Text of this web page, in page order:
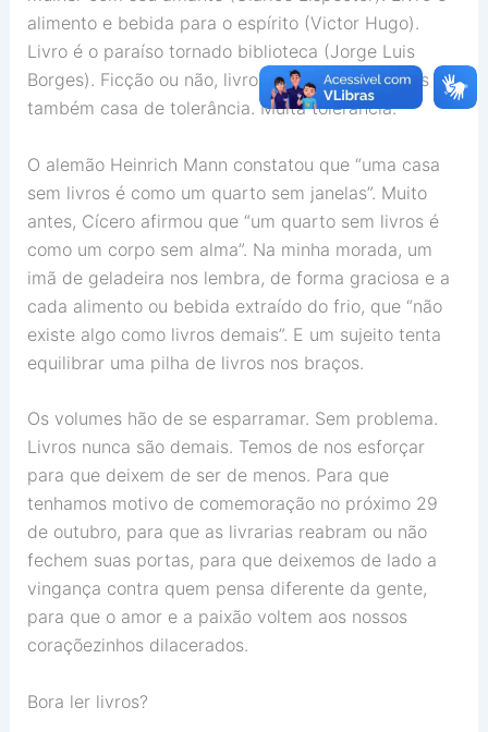
alimento e bebida para o espírito (Victor Hugo).
Livro é o paraíso tornado biblioteca (Jorge Luis
Borges). Ficção ou não, livro é lar da família. Mas é
também casa de tolerância. Muita tolerância.
O alemão Heinrich Mann constatou que “uma casa
sem livros é como um quarto sem janelas”. Muito
antes, Cícero afirmou que “um quarto sem livros é
como um corpo sem alma”. Na minha morada, um
imã de geladeira nos lembra, de forma graciosa e a
cada alimento ou bebida extraído do frio, que “não
existe algo como livros demais”. E um sujeito tenta
equilibrar uma pilha de livros nos braços.
Os volumes hão de se esparramar. Sem problema.
Livros nunca são demais. Temos de nos esforçar
para que deixem de ser de menos. Para que
tenhamos motivo de comemoração no próximo 29
de outubro, para que as livrarias reabram ou não
fechem suas portas, para que deixemos de lado a
vingança contra quem pensa diferente da gente,
para que o amor e a paixão voltem aos nossos
coraçõezinhos dilacerados.
Bora ler livros?